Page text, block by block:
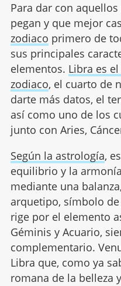
Para dar con
pegan y que mejor
zodiaco primero de
sus principales
elementos. Libra es
zodiaco, el cuarto de
darte más datos, el
así como uno de los
junto con Aries,
Según la astrología,
equilibrio y la
mediante una
arquetipo, símbolo
rige por el elemento
Géminis y Acuario,
complementario.
Libra que, como ya
romana de la belleza